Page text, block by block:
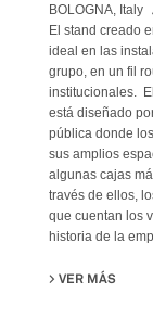
BOLOGNA, Italy
El stand creado
ideal en las
grupo, en un fil
institucionales.
está diseñado
pública donde
sus amplios
algunas cajas
través de ellos,
que cuentan los
historia de la
VER MÁS